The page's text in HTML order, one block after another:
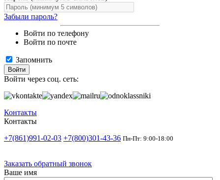
Забыли пароль?
Войти по телефону
Войти по почте
Запомнить
Войти
Войти через соц. сеть:
Контакты
Контакты
+7(861)991-02-03 +7(800)301-43-36 Пн-Пт: 9:00-18:00
Заказать обратный звонок
Ваше имя